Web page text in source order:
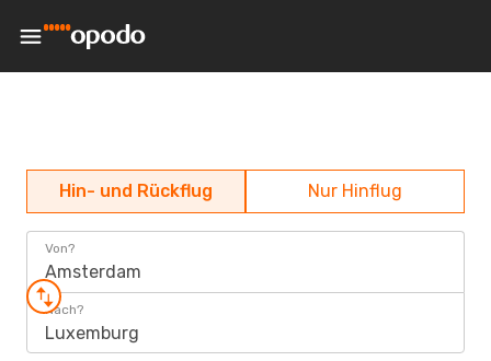
Hin- und Rückflug Nur Hinflug
Von?
Amsterdam
Nach?
Luxemburg